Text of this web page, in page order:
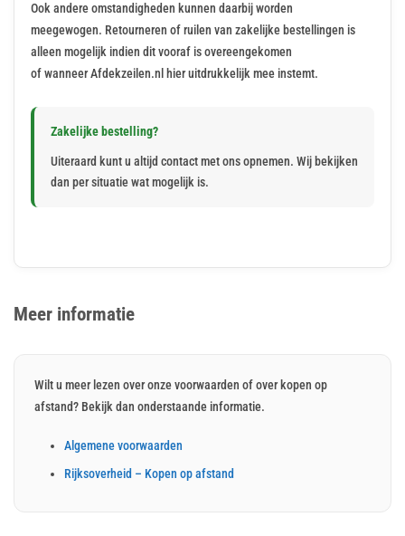
Ook andere omstandigheden kunnen daarbij worden
meegewogen. Retourneren of ruilen van zakelijke bestellingen is
alleen mogelijk indien dit vooraf is overeengekomen
of wanneer Afdekzeilen.nl hier uitdrukkelijk mee instemt.
Zakelijke bestelling?
Uiteraard kunt u altijd contact met ons opnemen. Wij bekijken
dan per situatie wat mogelijk is.
Meer informatie
Wilt u meer lezen over onze voorwaarden of over kopen op
afstand? Bekijk dan onderstaande informatie.
Algemene voorwaarden
Rijksoverheid – Kopen op afstand